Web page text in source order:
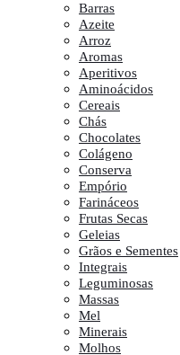
Barras
Azeite
Arroz
Aromas
Aperitivos
Aminoácidos
Cereais
Chás
Chocolates
Colágeno
Conserva
Empório
Farináceos
Frutas Secas
Geleias
Grãos e Sementes
Integrais
Leguminosas
Massas
Mel
Minerais
Molhos